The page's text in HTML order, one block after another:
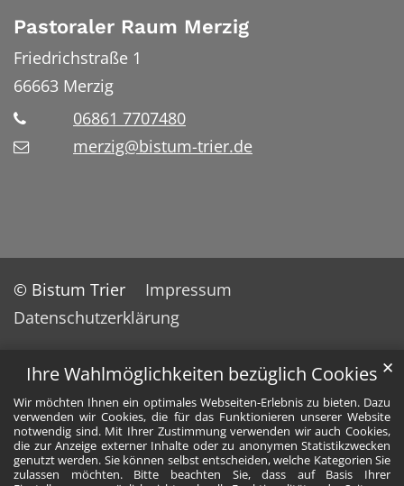
Ihre Wahlmöglichkeiten bezüglich Cookies
Wir möchten Ihnen ein optimales Webseiten-Erlebnis zu bieten. Dazu
verwenden wir Cookies, die für das Funktionieren unserer Website
notwendig sind. Mit Ihrer Zustimmung verwenden wir auch Cookies,
die zur Anzeige externer Inhalte oder zu anonymen Statistikzwecken
genutzt werden. Sie können selbst entscheiden, welche Kategorien Sie
zulassen möchten. Bitte beachten Sie, dass auf Basis Ihrer
✕
Pastoraler Raum Merzig
Friedrichstraße 1
66663 Merzig
06861 7707480
merzig@bistum-trier.de
© Bistum Trier
Impressum
Datenschutzerklärung